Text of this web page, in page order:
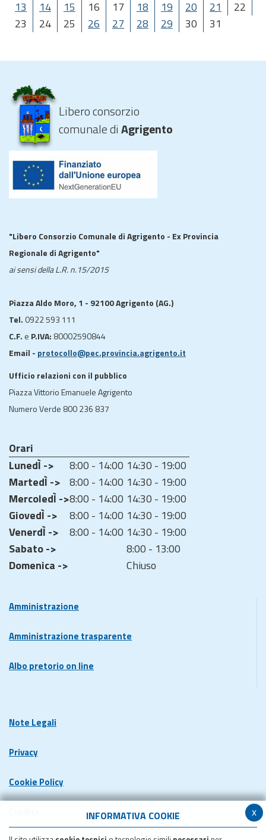
x
INFORMATIVA COOKIE
13
14 15 16 17 18 19 20 21
22
23
24 25 26 27 28 29 30 31
Libero consorzio
comunale diAgrigento
"Libero Consorzio Comunale di Agrigento - Ex Provincia
Regionale di Agrigento"
ai sensi della L.R. n.15/2015
Piazza Aldo Moro, 1 - 92100 Agrigento (AG.)
Tel. 0922 593 111
C.F. e P.IVA: 80002590844
Email - protocollo@pec.provincia.agrigento.it
Ufficio relazioni con il pubblico
Piazza Vittorio Emanuele Agrigento
Numero Verde 800 236 837
Orari
LunedÌ ->
8:00 - 14:00 14:30 - 19:00
MartedÌ -> 8:00 - 14:00 14:30 - 19:00
MercoledÌ ->8:00 - 14:00 14:30 - 19:00
GiovedÌ ->
8:00 - 14:00 14:30 - 19:00
VenerdÌ ->
8:00 - 14:00 14:30 - 19:00
Sabato ->
8:00 - 13:00
Domenica ->
Chiuso
Amministrazione
Amministrazione trasparente
Albo pretorio on line
Note Legali
Privacy
Cookie Policy